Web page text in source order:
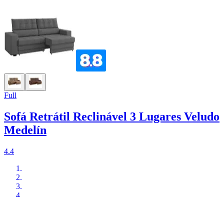
Full
Sofá Retrátil Reclinável 3 Lugares Veludo
Medelín
4.4